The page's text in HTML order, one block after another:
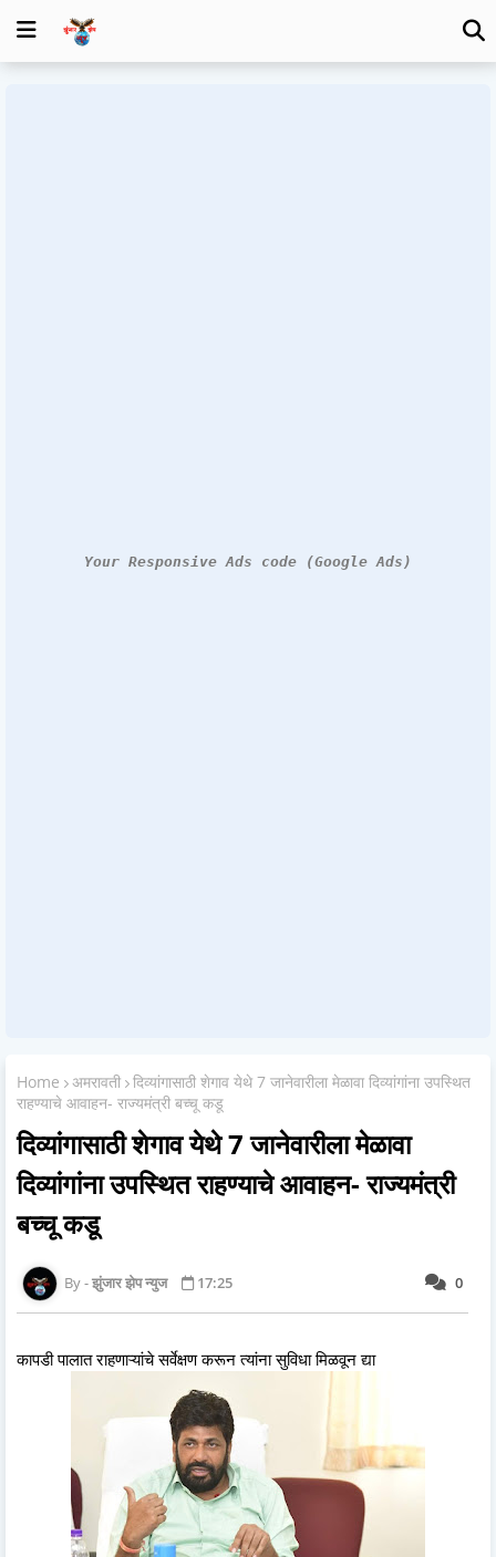
Your Responsive Ads code (Google Ads)
Home अमरावती दिव्यांगासाठी शेगाव येथे 7 जानेवारीला मेळावा दिव्यांगांना उपस्थित
राहण्याचे आवाहन- राज्यमंत्री बच्चू कडू
दिव्यांगासाठी शेगाव येथे 7 जानेवारीला मेळावा
दिव्यांगांना उपस्थित राहण्याचे आवाहन- राज्यमंत्री
बच्चू कडू
0
झुंजार झेप न्युज 17:25
कापडी पालात राहणाऱ्यांचे सर्वेक्षण करून त्यांना सुविधा मिळवून द्या